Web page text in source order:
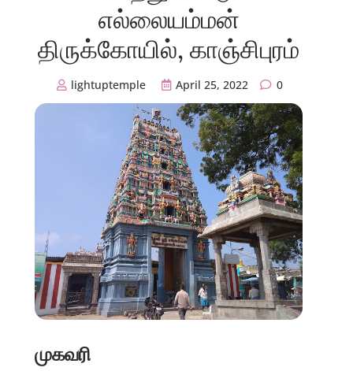
எல்லையம்மன்
திருக்கோயில், காஞ்சிபுரம்
lightuptemple April 25, 2022 0
முகவரி